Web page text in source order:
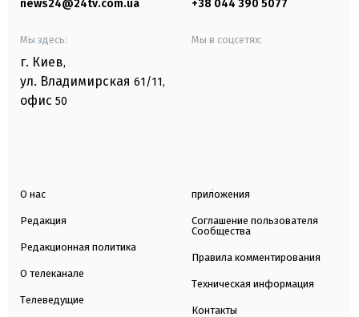
news24@24tv.com.ua +38 044 390 5077
Мы здесь:
г. Киев,
ул. Владимирская 61/11,
офис 50
Мы в соцсетях:
О нас
Редакция
Редакционная политика
О телеканале
Телеведущие
приложения
Соглашение пользователя
Сообщества
Правила комментирования
Техническая информация
Контакты